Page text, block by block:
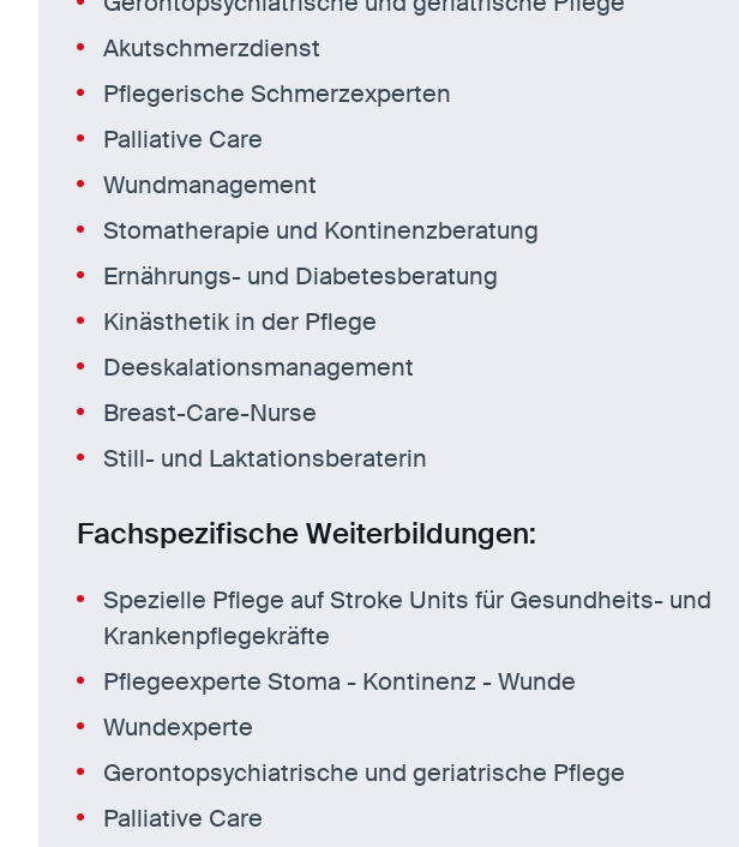
Akutschmerzdienst
Pflegerische Schmerzexperten
Palliative Care
Wundmanagement
Stomatherapie und Kontinenzberatung
Ernährungs- und Diabetesberatung
Kinästhetik in der Pflege
Deeskalationsmanagement
Breast-Care-Nurse
Still- und Laktationsberaterin
Fachspezifische Weiterbildungen:
Spezielle Pflege auf Stroke Units für Gesundheits- und
Krankenpflegekräfte
Pflegeexperte Stoma - Kontinenz - Wunde
Wundexperte
Gerontopsychiatrische und geriatrische Pflege
Palliative Care